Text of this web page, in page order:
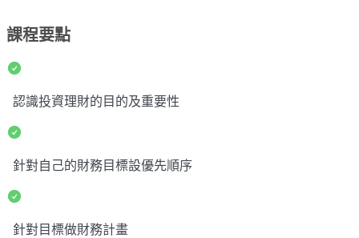
課程要點
認識投資理財的目的及重要性
針對自己的財務目標設優先順序
針對目標做財務計畫